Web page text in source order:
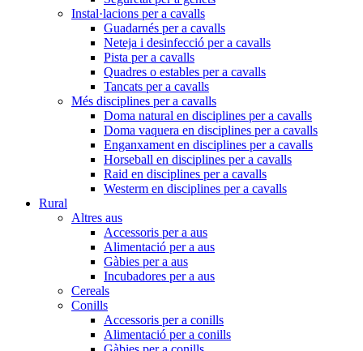
Instal·lacions per a cavalls
Guadarnés per a cavalls
Neteja i desinfecció per a cavalls
Pista per a cavalls
Quadres o estables per a cavalls
Tancats per a cavalls
Més disciplines per a cavalls
Doma natural en disciplines per a cavalls
Doma vaquera en disciplines per a cavalls
Enganxament en disciplines per a cavalls
Horseball en disciplines per a cavalls
Raid en disciplines per a cavalls
Westerm en disciplines per a cavalls
Rural
Altres aus
Accessoris per a aus
Alimentació per a aus
Gàbies per a aus
Incubadores per a aus
Cereals
Conills
Accessoris per a conills
Alimentació per a conills